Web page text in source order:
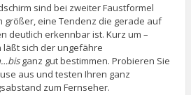
sind bei zweiter Faustformel
größer, eine Tendenz die gerade auf
deutlich erkennbar ist. Kurz um –
sich der ungefähre
ganz gut bestimmen. Probieren Sie
aus und testen Ihren ganz
zum Fernseher.